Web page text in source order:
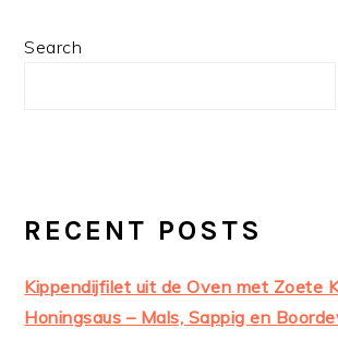
PRIMARY
Search
RECENT POSTS
Kippendijfilet uit de Oven met Zoete
Honingsaus – Mals, Sappig en